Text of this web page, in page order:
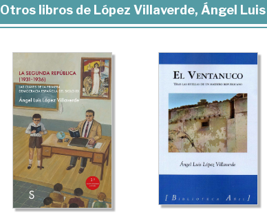
Otros libros de López Villaverde, Ángel Luis